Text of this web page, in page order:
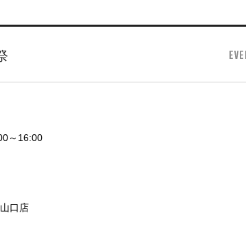
～16:00
口店